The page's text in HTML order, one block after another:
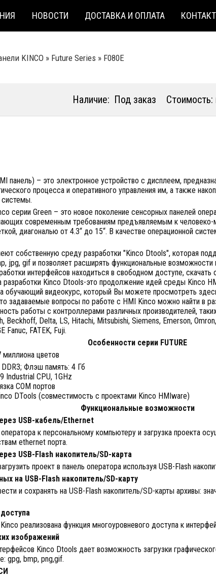
НОВОСТИ ДОСТАВКА И ОПЛАТА
KINCO » Future Series » F080E
Наличие: Под заказ Стоимость:
панель) – это электронное устройство с дисплеем,
процесса и оперативного управления им, а также
серии Green – это новое поколение сенсорных панелей
современным требованиям предъявляемым к
диагональю от 4.3“ до 15“. В качестве операционной
собственную среду разработки "Kinco Dtools", которая
jpg, gif и позволяет расширять функциональные возможности
интерфейсов находиться в свободном доступе,
разработки Kinco Dtools-это продолжение идей среды Kinco
обучающий видеокурс, который Вы можете просмотреть
задаваемые вопросы по работе с HMI Kinco можно найти в
работы с контроллерами различных производителей,
Beckhoff, Delta, LS, Hitachi, Mitsubishi, Siemens, Emerson,
Fanuc, FATEK, Fuji.
Особенности серии FUTURE
цветов
Флэш память: 4 Гб
Industrial CPU, 1GHz
COM портов
DTools (совместимость с проектами Kinco HMIware)
Функциональные возможности
USB-кабель/Ethernet
к персональному компьютеру и загрузка проекта
ethernet порта.
USB-Flash накопитель/SD-карта
проект в панель оператора используя USB-Flash
на USB-Flash накопитель/SD-карту
и сохранять на USB-Flash накопитель/SD-карты архивы:
реализована функция многоуровневого доступа к
изображений
Kinco Dtools дает возможность загрузки
gpg, bmp, png,gif.